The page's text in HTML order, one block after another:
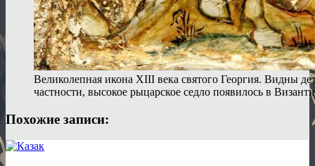
Великолепная икона XIII века святого Георгия. Видны
частности, высокое рыцарское седло появилось в
Похожие записи: